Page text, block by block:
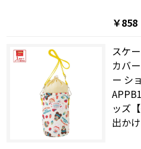
￥858
スケ
カバ
ー シ
ッズ
出か